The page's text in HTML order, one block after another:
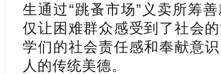
生通过“跳蚤市场”义卖所筹
仅让困难群众感受到了社会
学们的社会责任感和奉献意
人的传统美德。